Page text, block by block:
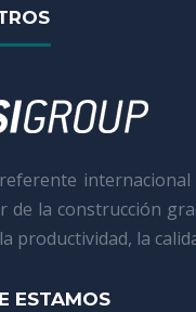
de la construcción
productividad, la
ESTAMOS